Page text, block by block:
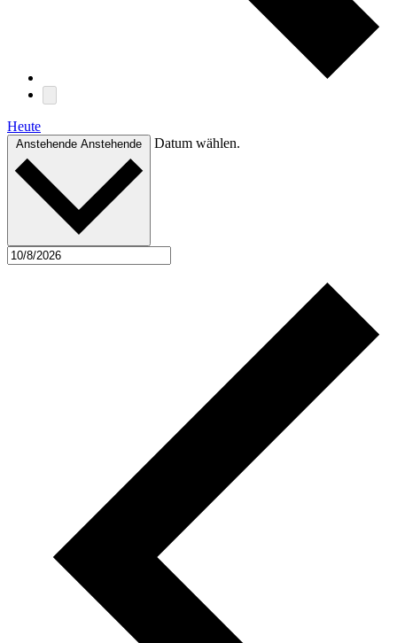
Heute
Anstehende Anstehende Datum wählen.